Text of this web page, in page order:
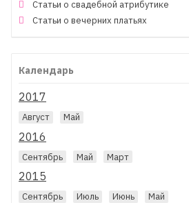
Статьи о свадебной атрибутике
Статьи о вечерних платьях
Календарь
2017
Август Май
2016
Сентябрь Май Март
2015
Сентябрь Июль Июнь Май